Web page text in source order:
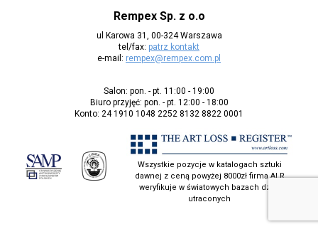
Rempex Sp. z o.o
ul Karowa 31, 00-324 Warszawa
tel/fax: patrz kontakt
e-mail: rempex@rempex.com.pl
Salon: pon. - pt. 11:00 - 19:00
Biuro przyjęć: pon. - pt. 12:00 - 18:00
Konto: 24 1910 1048 2252 8132 8822 0001
Wszystkie pozycje w katalogach sztuki
dawnej z ceną powyżej 8000zł firma ALR
weryfikuje w światowych bazach dzieł
utraconych